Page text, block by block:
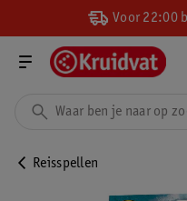
Voor 22:00
Reisspellen